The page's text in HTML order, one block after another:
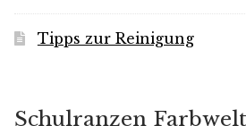
Tipps zur Reinigung
Schulranzen